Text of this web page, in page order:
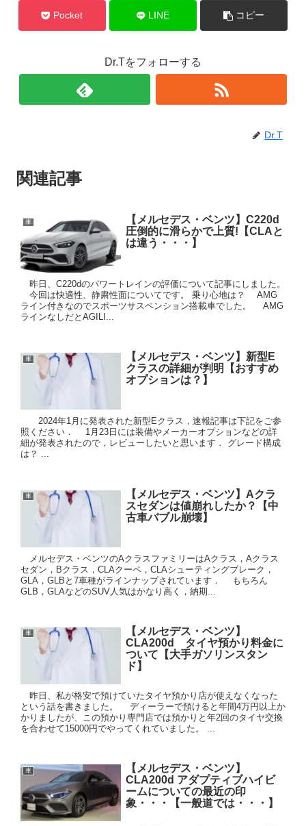
Pocket LINE コピー
Dr.Tをフォローする
Dr.T
関連記事
車
【メルセデス・ベンツ】C220d
圧倒的に滑らかで上質!【CLAと
は違う・・・】
昨日、C220dのパワートレインの評価について記事にしました。
今回は快適性、静粛性面についてです。 乗り心地は？ AMG
ライン付きなのでスポーツサスペンション搭載車でした。 AMG
ラインなしだとAGILI...
車
【メルセデス・ベンツ】新型E
クラスの詳細が判明【おすすめ
オプションは？】
2024年1月に発表された新型Eクラス，速報記事は下記をご参
照ください． 1月23日には装備やメーカーオプションなどの詳
細が発表されたので，レビューしたいと思います． グレード構成
は？ ...
車
【メルセデス・ベンツ】Aクラ
スセダンは値崩れしたか？【中
古車バブル崩壊】
メルセデス・ベンツのAクラスファミリーはAクラス，Aクラス
セダン，Bクラス，CLAクーペ，CLAシューティングブレーク，
GLA，GLBと7車種がラインナップされています． もちろん
GLB，GLAなどのSUV人気はかなり高く，納期...
車
【メルセデス・ベンツ】
CLA200d タイヤ預かり料金に
ついて【大手ガソリンスタン
ド】
昨日、私が格安で預けていたタイヤ預かり店が使えなくなった
という話を書きました。 ディーラーで預けると年間4万円以上か
かりましたが、この預かり専門店では預かりと年2回のタイヤ交換
を合わせて15000円でやってくれていました。 ...
車
【メルセデス・ベンツ】
CLA200d アダプティブハイビ
ームについての最近の印
象・・・【一般道では・・・】